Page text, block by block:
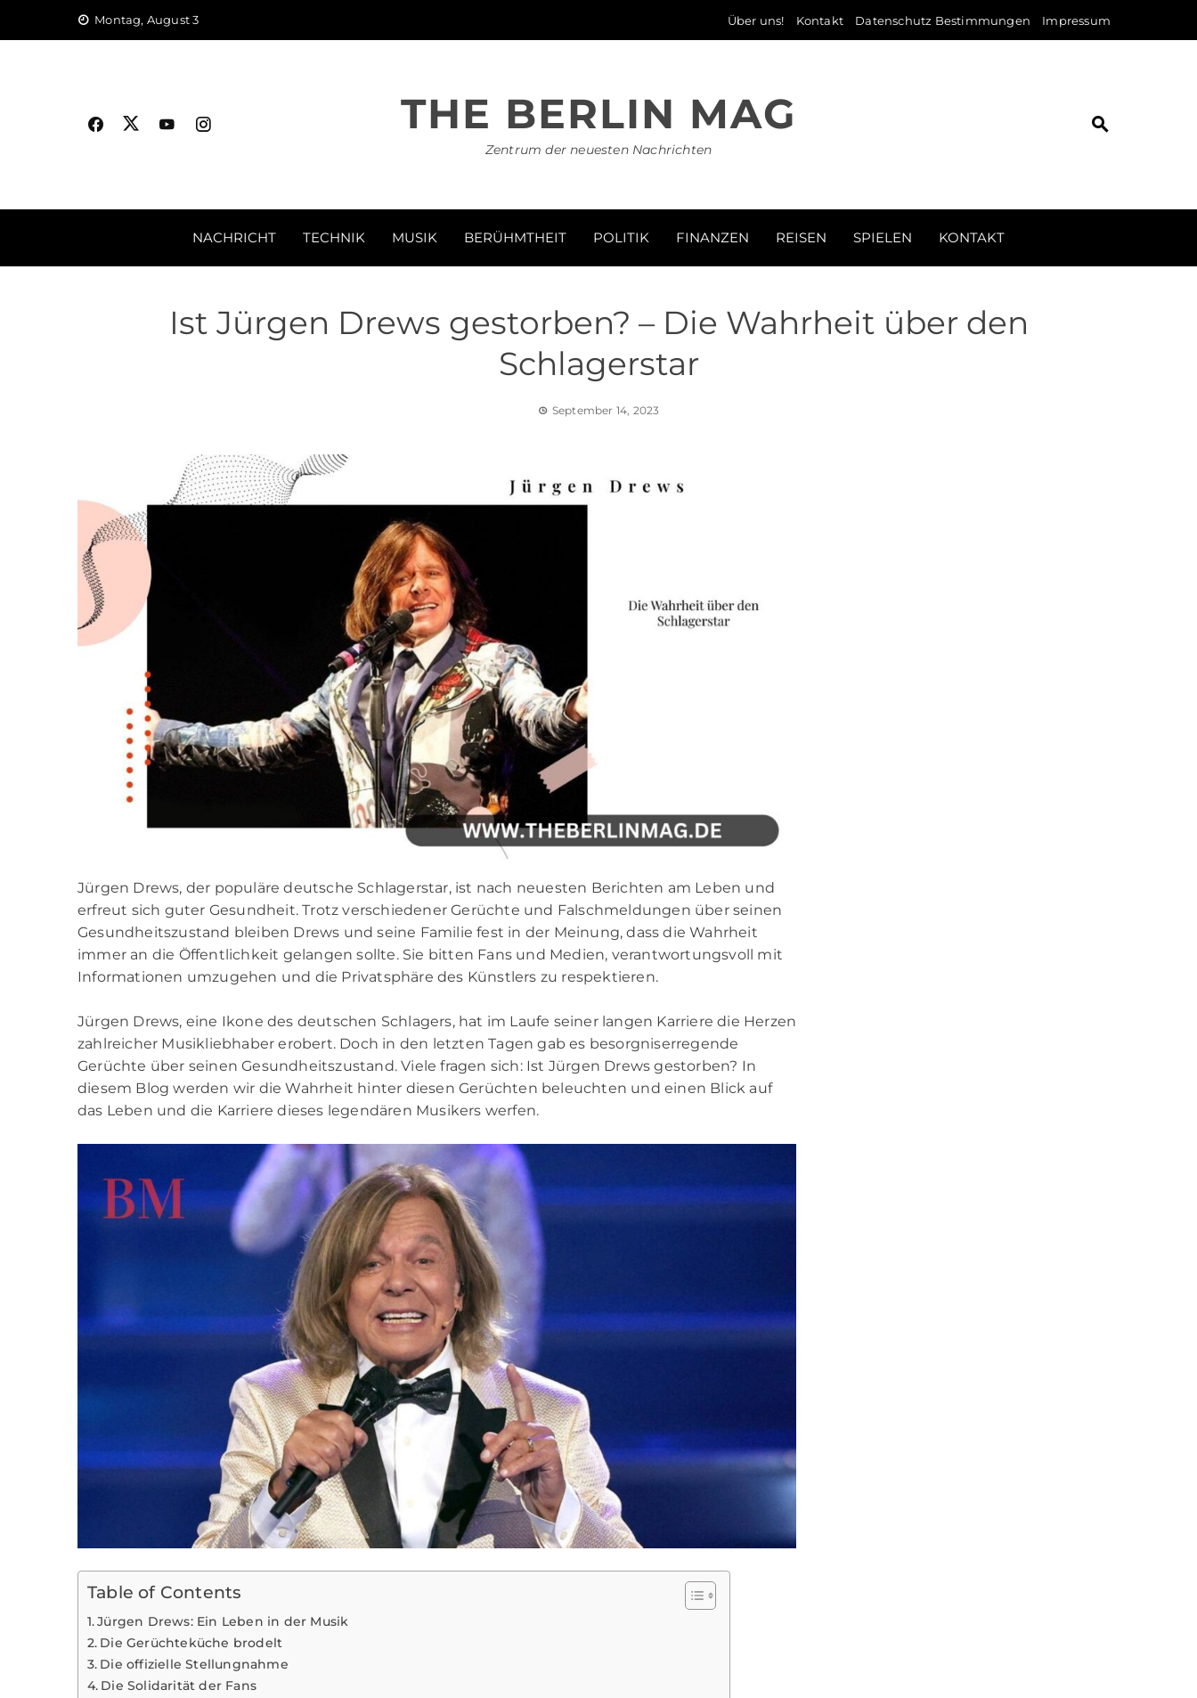
Montag, August 3 Über uns! Kontakt Datenschutz Bestimmungen Impressum
THE BERLIN MAG
Zentrum der neuesten Nachrichten
NACHRICHT TECHNIK MUSIK BERÜHMTHEIT POLITIK FINANZEN REISEN SPIELEN KONTAKT
Ist Jürgen Drews gestorben? – Die Wahrheit über den
Schlagerstar
September 14, 2023
Jürgen Drews, der populäre deutsche Schlagerstar, ist nach neuesten Berichten am Leben und
erfreut sich guter Gesundheit. Trotz verschiedener Gerüchte und Falschmeldungen über seinen
Gesundheitszustand bleiben Drews und seine Familie fest in der Meinung, dass die Wahrheit
immer an die Öffentlichkeit gelangen sollte. Sie bitten Fans und Medien, verantwortungsvoll mit
Informationen umzugehen und die Privatsphäre des Künstlers zu respektieren.
Jürgen Drews, eine Ikone des deutschen Schlagers, hat im Laufe seiner langen Karriere die Herzen
zahlreicher Musikliebhaber erobert. Doch in den letzten Tagen gab es besorgniserregende
Gerüchte über seinen Gesundheitszustand. Viele fragen sich: Ist Jürgen Drews gestorben? In
diesem Blog werden wir die Wahrheit hinter diesen Gerüchten beleuchten und einen Blick auf
das Leben und die Karriere dieses legendären Musikers werfen.
Table of Contents
Jürgen Drews: Ein Leben in der Musik
Die Gerüchteküche brodelt
Die offizielle Stellungnahme
Die Solidarität der Fans